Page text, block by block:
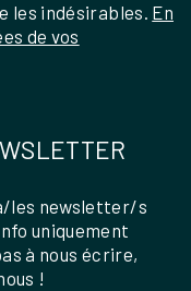
les indésirables. En
de vos
les newsletter/s
uniquement
à nous écrire,
!